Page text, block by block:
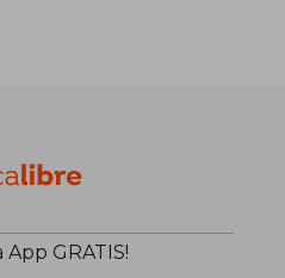
App GRATIS!